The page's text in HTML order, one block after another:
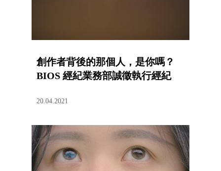
創作者背後的那個人，是你嗎？
BIOS 經紀業務部誠徵執行經紀
20.04.2021